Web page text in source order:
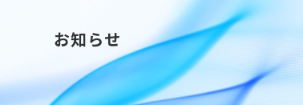
お知らせ